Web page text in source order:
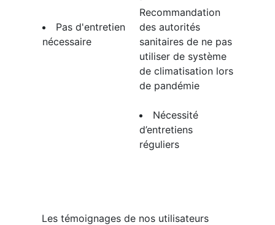
​​Pas d'entretien
nécessaire
Recommandation
des autorités
sanitaires de ne pas
utiliser de système
de climatisation lors
de pandémie
​Nécessité
d’entretiens
réguliers
​​​Les témoignages de nos utilisateurs